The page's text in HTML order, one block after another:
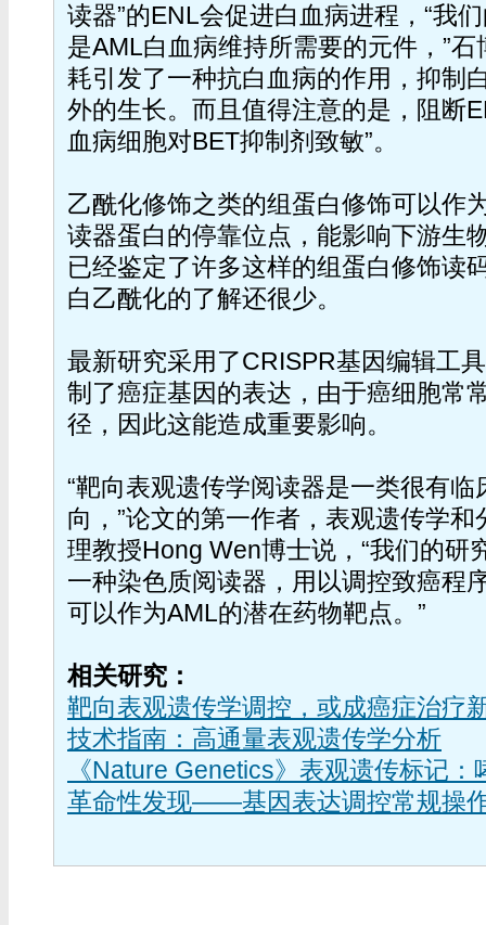
读器”的ENL会促进白血病进程，“我
是AML白血病维持所需要的元件，”石
耗引发了一种抗白血病的作用，抑制
外的生长。而且值得注意的是，阻断
血病细胞对BET抑制剂致敏”。
乙酰化修饰之类的组蛋白修饰可以作
读器蛋白的停靠位点，能影响下游生
已经鉴定了许多这样的组蛋白修饰读
白乙酰化的了解还很少。
最新研究采用了CRISPR基因编辑工
制了癌症基因的表达，由于癌细胞常
径，因此这能造成重要影响。
“靶向表观遗传学阅读器是一类很有
向，”论文的第一作者，表观遗传学
理教授Hong Wen博士说，“我们的研
一种染色质阅读器，用以调控致癌程
可以作为AML的潜在药物靶点。”
相关研究：
靶向表观遗传学调控，或成癌症治疗
技术指南：高通量表观遗传学分析
《Nature Genetics》表观遗传标记
革命性发现——基因表达调控常规操